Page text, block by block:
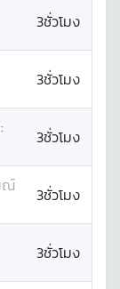
3ชั่วโมง
3ชั่วโมง
:
3ชั่วโมง
ณ์
3ชั่วโมง
3ชั่วโมง